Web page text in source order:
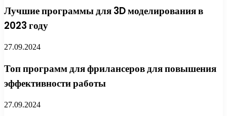
Лучшие программы для 3D моделирования в
2023 году
27.09.2024
Топ программ для фрилансеров для повышения
эффективности работы
27.09.2024